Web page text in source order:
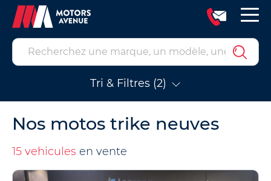
Tri & Filtres (2)
Nos motos trike neuves
15 vehicules en vente